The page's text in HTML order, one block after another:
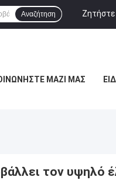
Αναζήτηση
ΜΑΖΊ ΜΑΣ
τον υψηλό